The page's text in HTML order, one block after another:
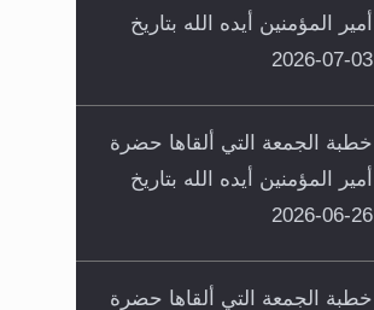
أمير المؤمنين أيده الله بتاريخ
03-07-2026
خطبة الجمعة التي ألقاها حضرة
أمير المؤمنين أيده الله بتاريخ
26-06-2026
خطبة الجمعة التي ألقاها حضرة